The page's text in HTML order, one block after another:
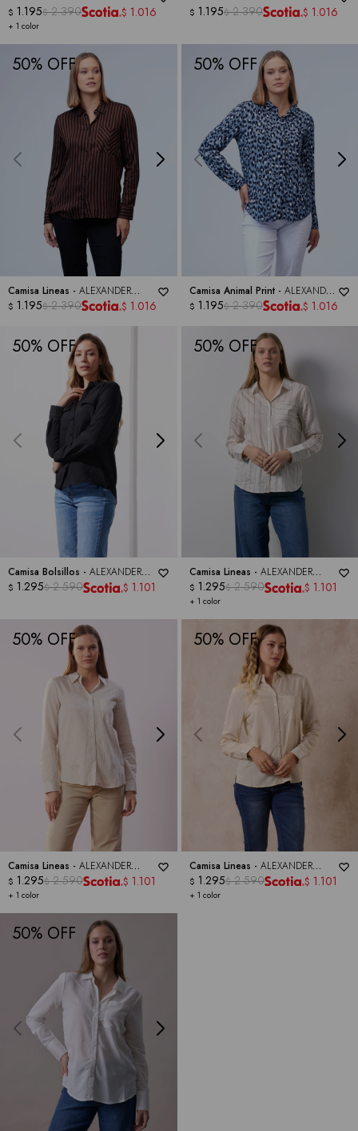
JORDAN
+ 1 color
$ 1.195$ 2.390 $ 1.016
JORDAN
$ 1.195$ 2.390 $ 1.016
50
Camisa Lineas - ALEXANDER
JORDAN
$ 1.195$ 2.390 $ 1.016
50
Camisa Animal Print - ALEXANDER
JORDAN
$ 1.195$ 2.390 $ 1.016
50
Camisa Bolsillos - ALEXANDER
JORDAN
$ 1.295$ 2.590 $ 1.101
50
Camisa Lineas - ALEXANDER
JORDAN
+ 1 color
$ 1.295$ 2.590 $ 1.101
50
Camisa Lineas - ALEXANDER
JORDAN
+ 1 color
$ 1.295$ 2.590 $ 1.101
50
Camisa Lineas - ALEXANDER
JORDAN
+ 1 color
$ 1.295$ 2.590 $ 1.101
50